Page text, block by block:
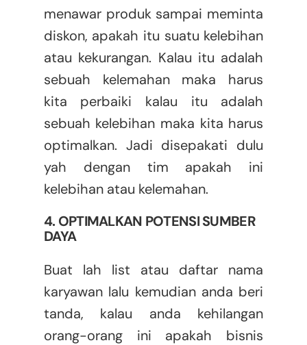
menawar produk sampai meminta
diskon, apakah itu suatu kelebihan
atau kekurangan. Kalau itu adalah
sebuah kelemahan maka harus
kita perbaiki kalau itu adalah
sebuah kelebihan maka kita harus
optimalkan. Jadi disepakati dulu
yah dengan tim apakah ini
kelebihan atau kelemahan.
4. OPTIMALKAN POTENSI SUMBER
DAYA
Buat lah list atau daftar nama
karyawan lalu kemudian anda beri
tanda, kalau anda kehilangan
orang-orang ini apakah bisnis